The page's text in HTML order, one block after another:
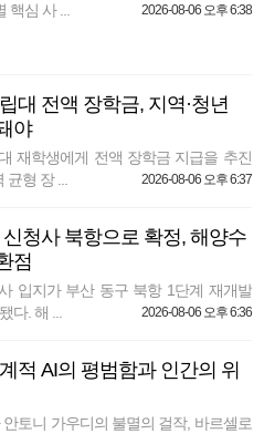
핵심 사 ...
2026-08-06 오후 6:38
대 전액 장학금, 지역·청년
야
재학생에게 전액 장학금 지급을 추진
형 장 ...
2026-08-06 오후 6:37
청사 북항으로 확정, 해양수
점
입지가 부산 동구 북항 1단계 재개발
다. 해 ...
2026-08-06 오후 6:36
적 AI의 평범함과 인간의 위
토니 가우디의 불멸의 걸작, 바르셀로